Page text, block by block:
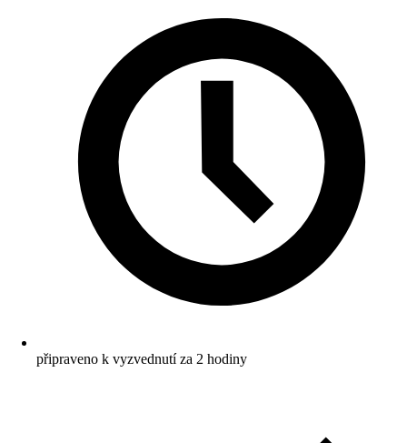
připraveno k vyzvednutí za 2 hodiny